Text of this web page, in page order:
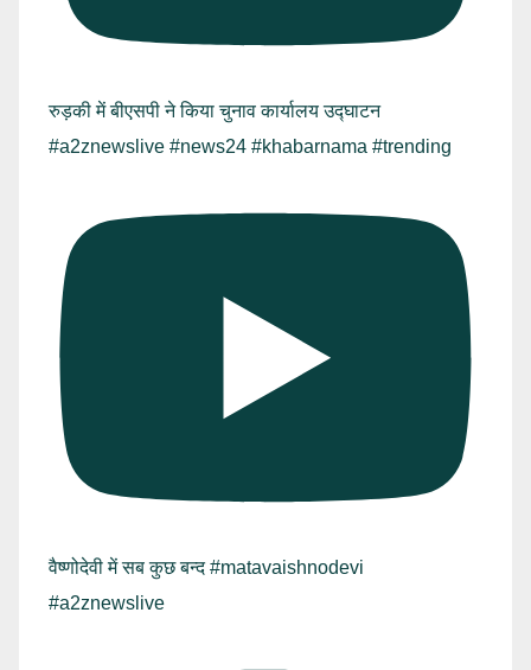
रुड़की में बीएसपी ने किया चुनाव कार्यालय उद्घाटन
#a2znewslive #news24 #khabarnama #trending
वैष्णोदेवी में सब कुछ बन्द #matavaishnodevi
#a2znewslive